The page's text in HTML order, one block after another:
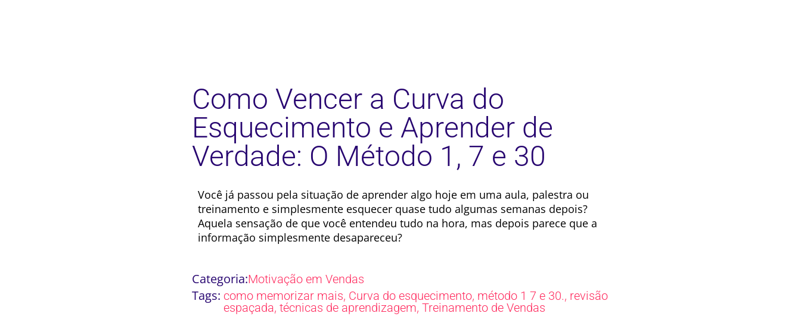
Como Vencer a Curva do
Esquecimento e Aprender de
Verdade: O Método 1, 7 e 30
Você já passou pela situação de aprender algo hoje em uma aula, palestra ou
treinamento e simplesmente esquecer quase tudo algumas semanas depois?
Aquela sensação de que você entendeu tudo na hora, mas depois parece que a
informação simplesmente desapareceu?
Categoria:Motivação em Vendas
Tags: como memorizar mais, Curva do esquecimento, método 1 7 e 30., revisão
espaçada,técnicas de aprendizagem,Treinamento de Vendas